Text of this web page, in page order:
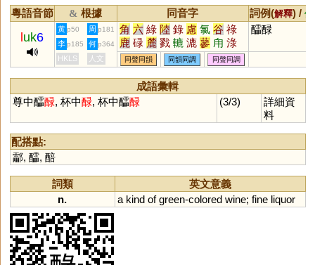
粵語音節 & 根據 同音字 詞例(解釋) /
uk6
黃 p50 周 p181 角 六 綠 陸 錄 慮 氯 谷 祿
鹿 碌 麓 戮 轆 漉 蓼 甪 淥
琭 菉 逯 籙 騄 簏 勠 鱳 觻
鯥 睩 磟 踛 摝 稑 盝 翏 飂
彔 坴 穋 僇
蹗 鏕 鵱 螰 錴
醽醁
李 p185 何 p364
HKLS 人文 同聲同韻 同韻同調 同聲同調
成語彙輯
尊中醽醁, 杯中醁, 杯中醽醁 (3/3)
詳細資
料
配搭點:
酃, 醽, 醅
詞類
英文意義
n.
a kind of green-colored wine; fine liquor